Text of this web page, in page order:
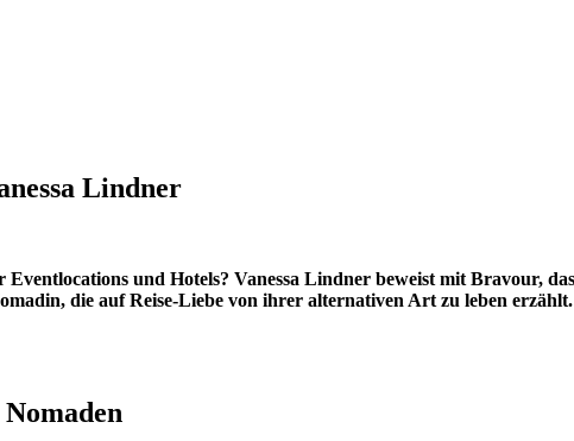
Lindner
und Hotels? Vanessa Lindner beweist mit Bravour,
die auf Reise-Liebe von ihrer alternativen Art zu leben